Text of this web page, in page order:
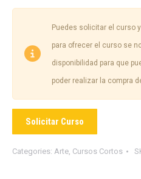
Puedes solicitar el curso
para ofrecer el curso se
disponibilidad para que
poder realizar la compra
Solicitar Curso
Categories: Arte, Cursos Cortos